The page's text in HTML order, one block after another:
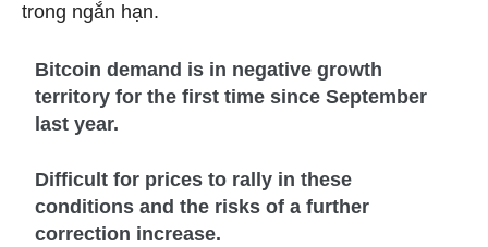
trong ngắn hạn.
Bitcoin demand is in negative growth
territory for the first time since September
last year.
Difficult for prices to rally in these
conditions and the risks of a further
correction increase.